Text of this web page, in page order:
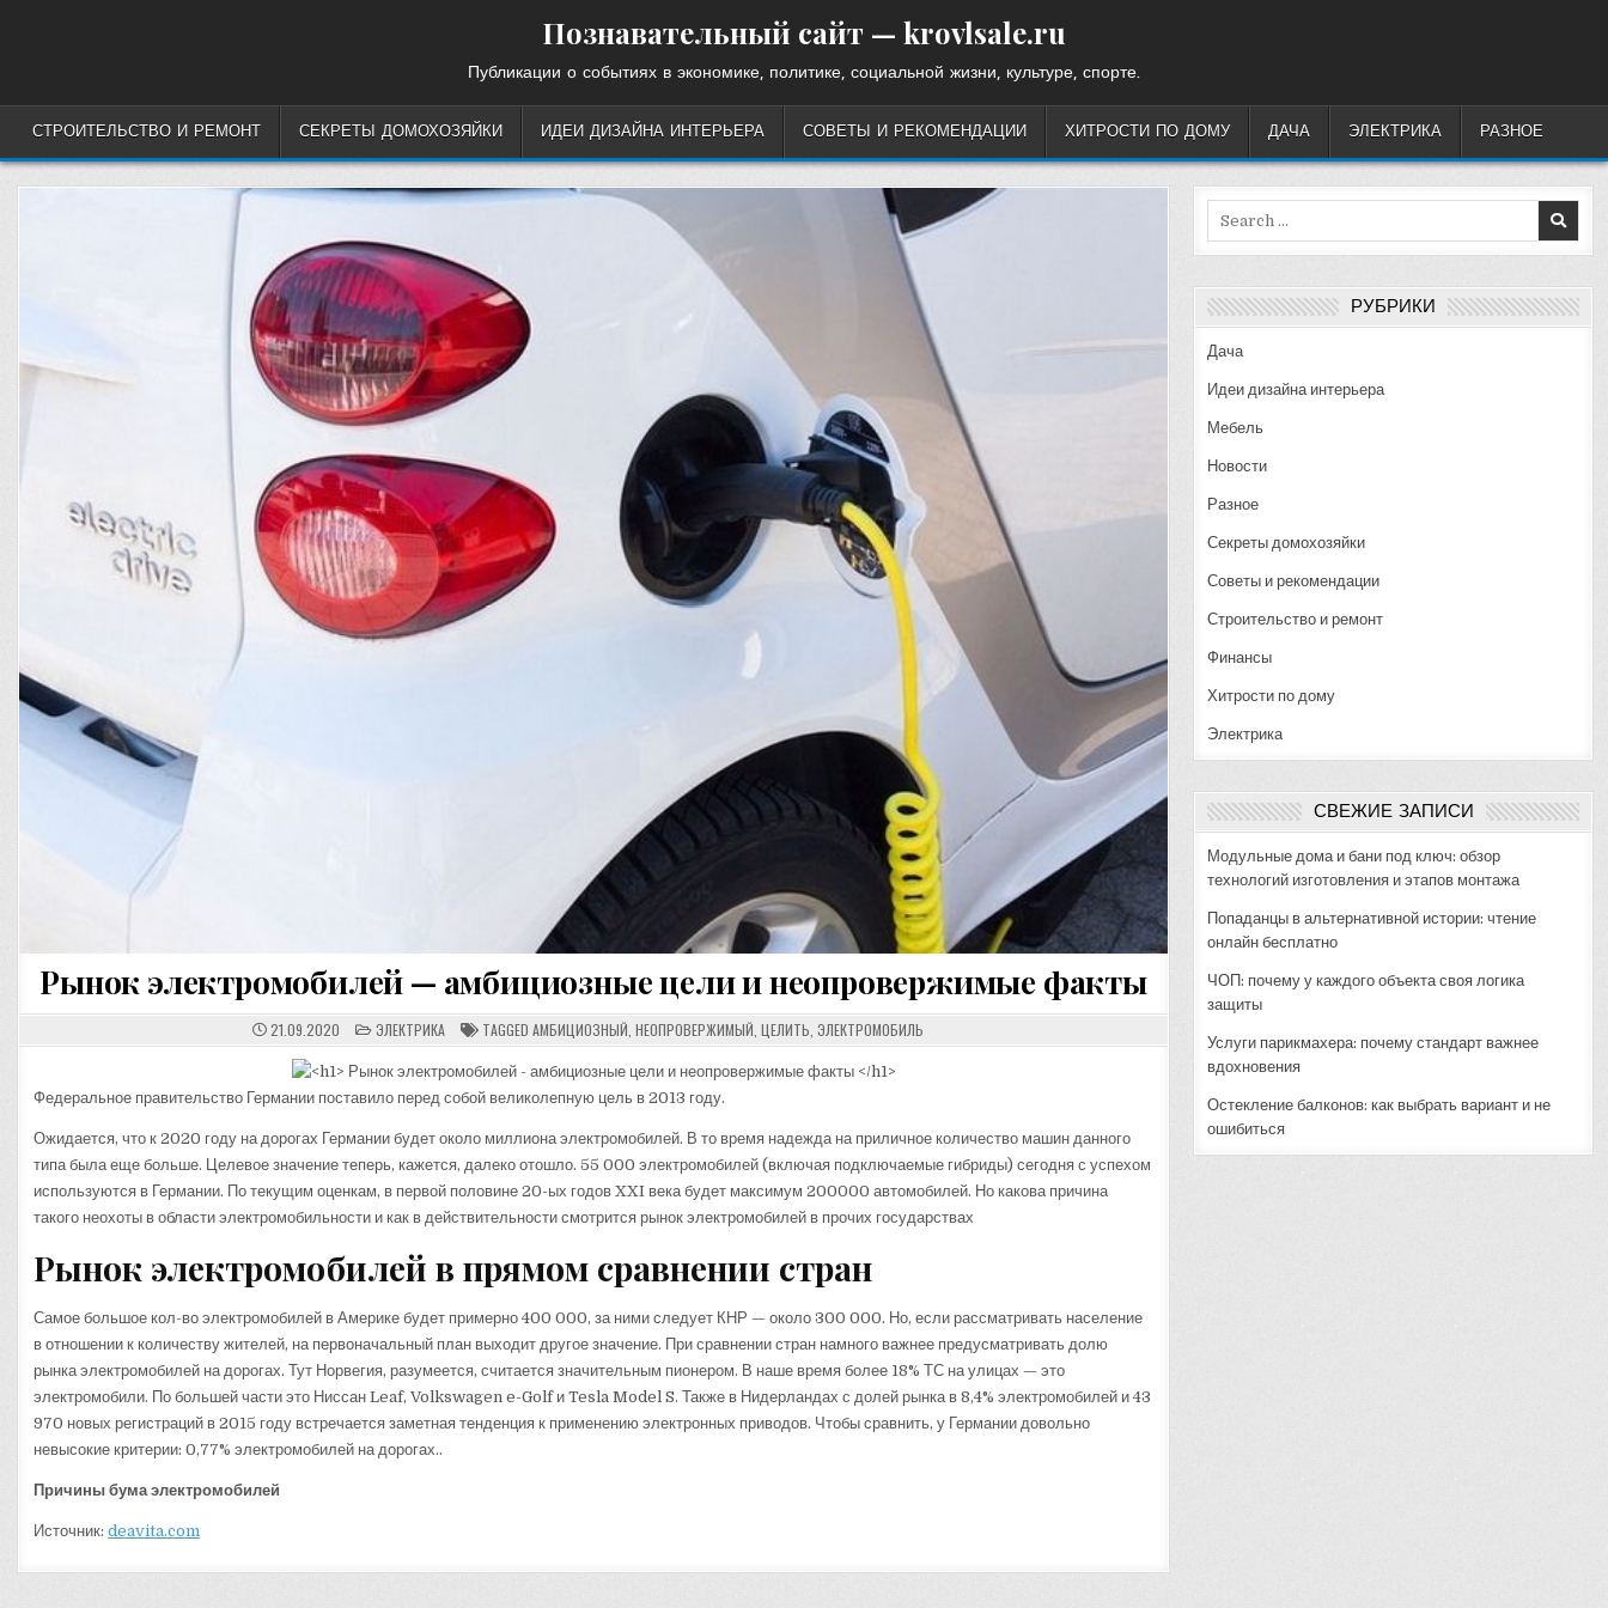
Познавательный сайт — krovlsale.ru
Публикации о событиях в экономике, политике, социальной жизни, культуре, спорте.
СТРОИТЕЛЬСТВО И РЕМОНТ СЕКРЕТЫ ДОМОХОЗЯЙКИ ИДЕИ ДИЗАЙНА ИНТЕРЬЕРА СОВЕТЫ И РЕКОМЕНДАЦИИ ХИТРОСТИ ПО ДОМУ ДАЧА ЭЛЕКТРИКА РАЗНОЕ
Рынок электромобилей — амбициозные цели и неопровержимые факты
21.09.2020 POSTED
IN
ЭЛЕКТРИКА TAGGED АМБИЦИОЗНЫЙ НЕОПРОВЕРЖИМЫЙ ЦЕЛИТЬ ЭЛЕКТРОМОБИЛЬ
Федеральное правительство Германии поставило перед собой великолепную цель в 2013 году.
Ожидается, что к 2020 году на дорогах Германии будет около миллиона электромобилей. В то время надежда на приличное количество машин данного
типа была еще больше. Целевое значение теперь, кажется, далеко отошло. 55 000 электромобилей (включая подключаемые гибриды) сегодня с успехом
используются в Германии. По текущим оценкам, в первой половине 20-ых годов XXI века будет максимум 200000 автомобилей. Но какова причина
такого неохоты в области электромобильности и как в действительности смотрится рынок электромобилей в прочих государствах
Рынок электромобилей в прямом сравнении стран
Самое большое кол-во электромобилей в Америке будет примерно 400 000, за ними следует КНР — около 300 000. Но, если рассматривать население
в отношении к количеству жителей, на первоначальный план выходит другое значение. При сравнении стран намного важнее предусматривать долю
рынка электромобилей на дорогах. Тут Норвегия, разумеется, считается значительным пионером. В наше время более 18% ТС на улицах — это
электромобили. По большей части это Ниссан Leaf, Volkswagen e-Golf и Tesla Model S. Также в Нидерландах с долей рынка в 8,4% электромобилей и 43
970 новых регистраций в 2015 году встречается заметная тенденция к применению электронных приводов. Чтобы сравнить, у Германии довольно
невысокие критерии: 0,77% электромобилей на дорогах..
Причины бума электромобилей
Источник:deavita.com
РУБРИКИ
Дача
Идеи дизайна интерьера
Мебель
Новости
Разное
Секреты домохозяйки
Советы и рекомендации
Строительство и ремонт
Финансы
Хитрости по дому
Электрика
СВЕЖИЕ ЗАПИСИ
Модульные дома и бани под ключ: обзор
технологий изготовления и этапов монтажа
Попаданцы в альтернативной истории: чтение
онлайн бесплатно
ЧОП: почему у каждого объекта своя логика
защиты
Услуги парикмахера: почему стандарт важнее
вдохновения
Остекление балконов: как выбрать вариант и не
ошибиться